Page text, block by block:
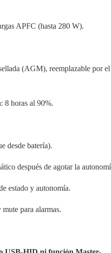
APFC (hasta 280 W).
(AGM), reemplazable por el
8 horas al 90%.
desde batería).
después de agotar la
estado y autonomía.
para alarmas.